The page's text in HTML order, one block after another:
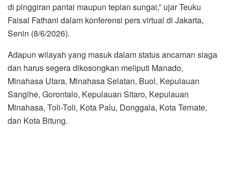
di pinggiran pantai maupun tepian sungai,” ujar Teuku
Faisal Fathani dalam konferensi pers virtual di Jakarta,
Senin (8/6/2026).
Adapun wilayah yang masuk dalam status ancaman siaga
dan harus segera dikosongkan meliputi Manado,
Minahasa Utara, Minahasa Selatan, Buol, Kepulauan
Sangihe, Gorontalo, Kepulauan Sitaro, Kepulauan
Minahasa, Toli-Toli, Kota Palu, Donggala, Kota Ternate,
dan Kota Bitung.